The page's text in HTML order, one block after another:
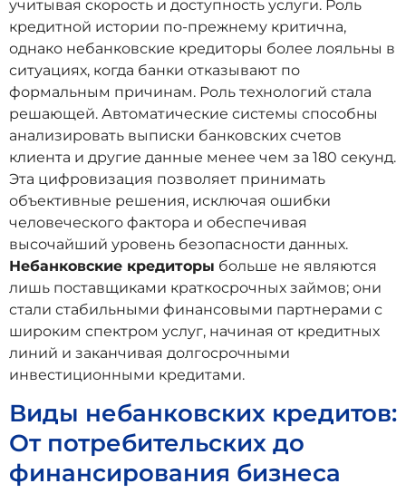
учитывая скорость и доступность услуги. Роль
кредитной истории по-прежнему критична,
однако небанковские кредиторы более лояльны в
ситуациях, когда банки отказывают по
формальным причинам. Роль технологий стала
решающей. Автоматические системы способны
анализировать выписки банковских счетов
клиента и другие данные менее чем за 180 секунд.
Эта цифровизация позволяет принимать
объективные решения, исключая ошибки
человеческого фактора и обеспечивая
высочайший уровень безопасности данных.
Небанковские кредиторы больше не являются
лишь поставщиками краткосрочных займов; они
стали стабильными финансовыми партнерами с
широким спектром услуг, начиная от кредитных
линий и заканчивая долгосрочными
инвестиционными кредитами.
Виды небанковских кредитов:
От потребительских до
финансирования бизнеса